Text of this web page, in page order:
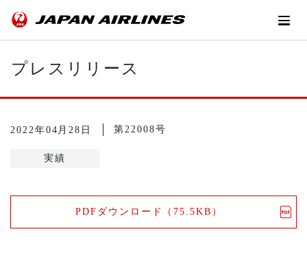
プレスリリース
2022年04月28日 第22008号
実績
PDFダウンロード（75.5KB）